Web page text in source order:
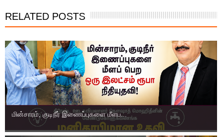
RELATED POSTS
மின்சாரம், குடிநீர் இணைப்புகளை மீளப...